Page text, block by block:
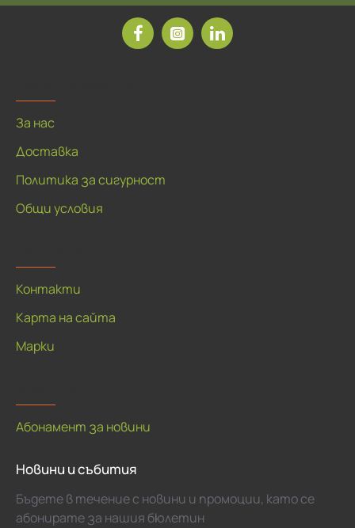
За нас
Доставка
Политика за сигурност
Общи условия
Контакти
Карта на сайта
Марки
Абонамент за новини
Новини и събития
Бъдете в течение с новини и промоции, като се
абонирате за нашия бюлетин